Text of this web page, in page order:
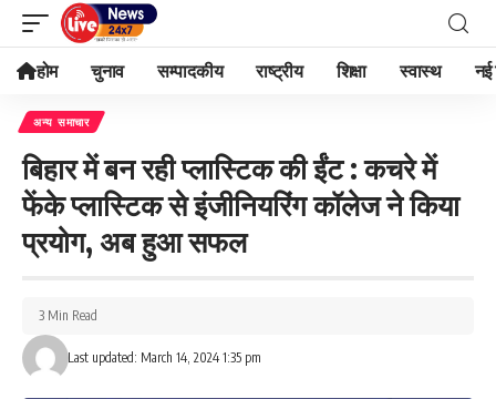
होम चुनाव सम्पादकीय राष्ट्रीय शिक्षा स्वास्थ नई
अन्य समाचार
बिहार में बन रही प्लास्टिक की ईंट : कचरे में
फेंके प्लास्टिक से इंजीनियरिंग कॉलेज ने किया
प्रयोग, अब हुआ सफल
Last updated: March 14, 2024 1:35 pm
3 Min Read